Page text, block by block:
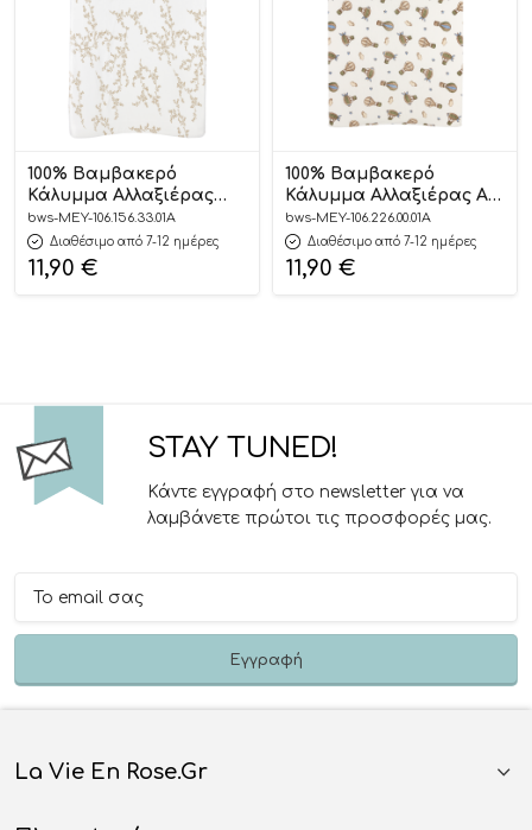
100% Βαμβακερό
Κάλυμμα Αλλαξιέρας
Branches Sand
(50x70cm) – Meyco
bws-MEY-106.156.33.01A
Διαθέσιμο από 7-12 ημέρες
11,90 €
100% Βαμβακερό
Κάλυμμα Αλλαξιέρας AIr
Balloons Multicolour
(50x70cm) – Meyco
bws-MEY-106.226.00.01A
Διαθέσιμο από 7-12 ημέρες
11,90 €
STAY TUNED!
Κάντε εγγραφή στο newsletter για να
λαμβάνετε πρώτοι τις προσφορές μας.
La Vie En Rose.gr